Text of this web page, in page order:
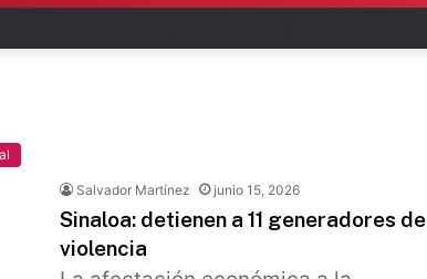
Salvador Martínez junio 15, 2026
Sinaloa: detienen a 11 generadores de
violencia